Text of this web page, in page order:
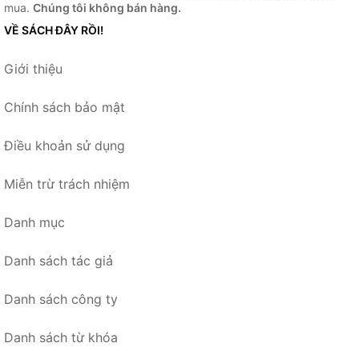
mua. Chúng tôi không bán hàng.
VỀ SÁCH ĐÂY RỒI!
Giới thiệu
Chính sách bảo mật
Điều khoản sử dụng
Miễn trừ trách nhiệm
Danh mục
Danh sách tác giả
Danh sách công ty
Danh sách từ khóa